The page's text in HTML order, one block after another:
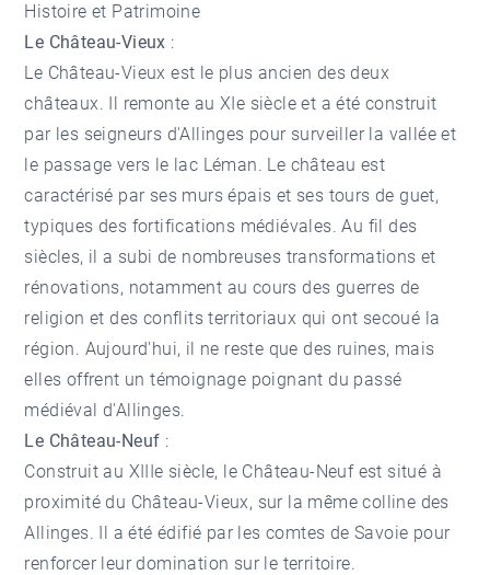
Histoire et Patrimoine
Le Château-Vieux :
Le Château-Vieux est le plus ancien des deux
châteaux. Il remonte au XIe siècle et a été construit
par les seigneurs d'Allinges pour surveiller la vallée et
le passage vers le lac Léman. Le château est
caractérisé par ses murs épais et ses tours de guet,
typiques des fortifications médiévales. Au fil des
siècles, il a subi de nombreuses transformations et
rénovations, notamment au cours des guerres de
religion et des conflits territoriaux qui ont secoué la
région. Aujourd'hui, il ne reste que des ruines, mais
elles offrent un témoignage poignant du passé
médiéval d'Allinges.
Le Château-Neuf :
Construit au XIIIe siècle, le Château-Neuf est situé à
proximité du Château-Vieux, sur la même colline des
Allinges. Il a été édifié par les comtes de Savoie pour
renforcer leur domination sur le territoire.